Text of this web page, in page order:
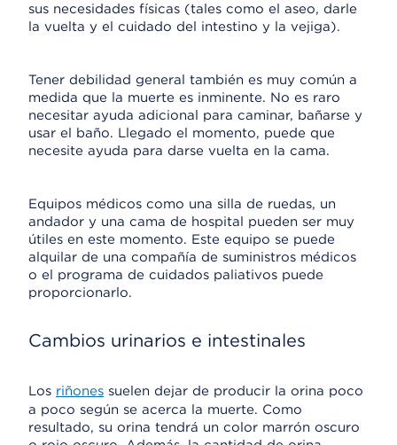
sus necesidades físicas (tales como el aseo, darle
la vuelta y el cuidado del intestino y la vejiga).
Tener debilidad general también es muy común a
medida que la muerte es inminente. No es raro
necesitar ayuda adicional para caminar, bañarse y
usar el baño. Llegado el momento, puede que
necesite ayuda para darse vuelta en la cama.
Equipos médicos como una silla de ruedas, un
andador y una cama de hospital pueden ser muy
útiles en este momento. Este equipo se puede
alquilar de una compañía de suministros médicos
o el programa de cuidados paliativos puede
proporcionarlo.
Cambios urinarios e intestinales
Los riñones suelen dejar de producir la orina poco
a poco según se acerca la muerte. Como
resultado, su orina tendrá un color marrón oscuro